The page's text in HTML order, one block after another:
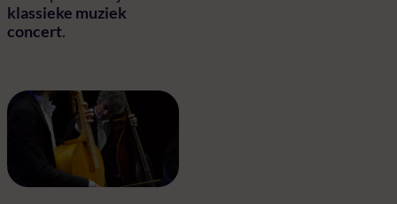
klassieke muziek
concert.